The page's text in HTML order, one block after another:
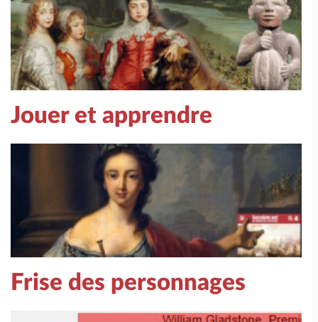
Jouer et apprendre
Frise des personnages